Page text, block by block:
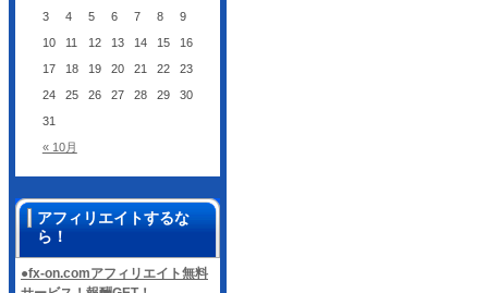
« 10月
3
4 5 6 7 8
9
10
11 12 13 14 15
16
17
18 19 20 21 22
23
24
25 26 27 28 29
30
31
アフィリエイトするな
ら！
●fx-on.comアフィリエイト無料